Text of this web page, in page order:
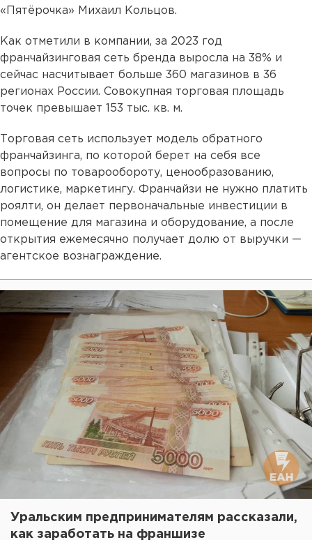
«Пятёрочка» Михаил Кольцов.
Как отметили в компании, за 2023 год
франчайзинговая сеть бренда выросла на 38% и
сейчас насчитывает больше 360 магазинов в 36
регионах России. Совокупная торговая площадь
точек превышает 153 тыс. кв. м.
Торговая сеть использует модель обратного
франчайзинга, по которой берет на себя все
вопросы по товарообороту, ценообразованию,
логистике, маркетингу. Франчайзи не нужно платить
роялти, он делает первоначальные инвестиции в
помещение для магазина и оборудование, а после
открытия ежемесячно получает долю от выручки —
агентское вознаграждение.
Уральским предпринимателям рассказали,
как заработать на франшизе